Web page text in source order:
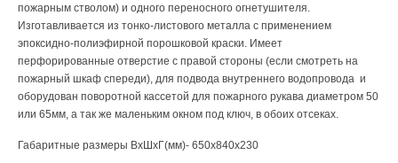
пожарным стволом) и одного переносного огнетушителя.
Изготавливается из тонко-листового металла с применением
эпоксидно-полиэфирной порошковой краски. Имеет
перфорированные отверстие с правой стороны (если смотреть на
пожарный шкаф спереди), для подвода внутреннего водопровода и
оборудован поворотной кассетой для пожарного рукава диаметром 50
или 65мм, а так же маленьким окном под ключ, в обоих отсеках.
Габаритные размеры ВхШхГ(мм)- 650х840х230